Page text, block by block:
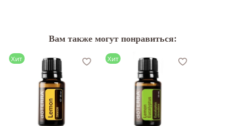
Вам также могут понравиться:
Хит Хит